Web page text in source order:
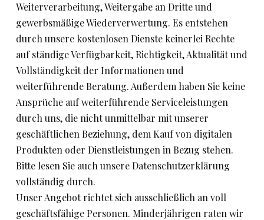
Weiterverarbeitung, Weitergabe an Dritte und
gewerbsmäßige Wiederverwertung. Es entstehen
durch unsere kostenlosen Dienste keinerlei Rechte
auf ständige Verfügbarkeit, Richtigkeit, Aktualität und
Vollständigkeit der Informationen und
weiterführende Beratung. Außerdem haben Sie keine
Ansprüche auf weiterführende Serviceleistungen
durch uns, die nicht unmittelbar mit unserer
geschäftlichen Beziehung, dem Kauf von digitalen
Produkten oder Dienstleistungen in Bezug stehen.
Bitte lesen Sie auch unsere Datenschutzerklärung
vollständig durch.
Unser Angebot richtet sich ausschließlich an voll
geschäftsfähige Personen. Minderjährigen raten wir